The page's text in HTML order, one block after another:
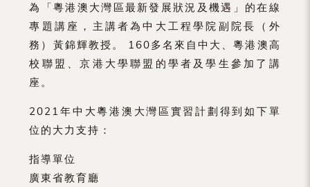
為「粵港澳大灣區最新發展狀況及機遇」的在線
專題講座，主講者為中大工程學院副院長（外
務）黃錦輝教授。 160多名來自中大、粵港澳高
校聯盟、京港大學聯盟的學者及學生參加了講
座。
2021年中大粵港澳大灣區實習計劃得到如下單
位的大力支持：
指導單位
廣東省教育廳